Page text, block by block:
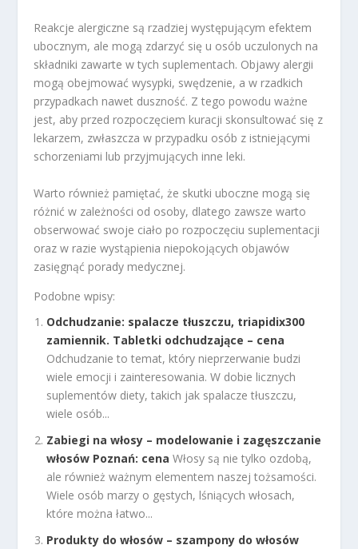
Reakcje alergiczne są rzadziej występującym efektem
ubocznym, ale mogą zdarzyć się u osób uczulonych na
składniki zawarte w tych suplementach. Objawy alergii
mogą obejmować wysypki, swędzenie, a w rzadkich
przypadkach nawet duszność. Z tego powodu ważne
jest, aby przed rozpoczęciem kuracji skonsultować się z
lekarzem, zwłaszcza w przypadku osób z istniejącymi
schorzeniami lub przyjmujących inne leki.
Warto również pamiętać, że skutki uboczne mogą się
różnić w zależności od osoby, dlatego zawsze warto
obserwować swoje ciało po rozpoczęciu suplementacji
oraz w razie wystąpienia niepokojących objawów
zasięgnąć porady medycznej.
Podobne wpisy:
Odchudzanie: spalacze tłuszczu, triapidix300
zamiennik. Tabletki odchudzające – cena
Odchudzanie to temat, który nieprzerwanie budzi
wiele emocji i zainteresowania. W dobie licznych
suplementów diety, takich jak spalacze tłuszczu,
wiele osób...
Zabiegi na włosy – modelowanie i zagęszczanie
włosów Poznań: cena Włosy są nie tylko ozdobą,
ale również ważnym elementem naszej tożsamości.
Wiele osób marzy o gęstych, lśniących włosach,
które można łatwo...
Produkty do włosów – szampony do włosów